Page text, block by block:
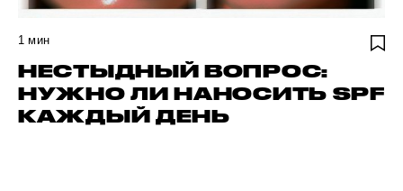
1 мин
НЕСТЫДНЫЙ ВОПРОС:
НУЖНО ЛИ НАНОСИТЬ SPF
КАЖДЫЙ ДЕНЬ